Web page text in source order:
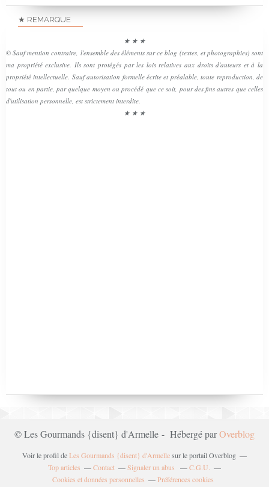
★ REMARQUE
★ ★ ★
© Sauf mention contraire, l'ensemble des éléments sur ce blog (textes, et photographies) sont
ma propriété exclusive. Ils sont protégés par les lois relatives aux droits d'auteurs et à la
propriété intellectuelle. Sauf autorisation formelle écrite et préalable, toute reproduction, de
tout ou en partie, par quelque moyen ou procédé que ce soit, pour des fins autres que celles
d'utilisation personnelle, est strictement interdite.
★ ★ ★
© Les Gourmands {disent} d'Armelle - Hébergé parOverblog
Voir le profil deLes Gourmands {disent} d'Armellesur le portail Overblog
Top articles
Contact Signaler un abus
C.G.U.
Cookies et données personnelles
Préférences cookies